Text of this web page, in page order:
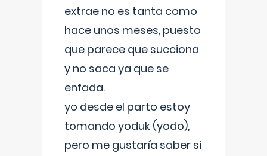
extrae no es tanta como
hace unos meses, puesto
que parece que succiona
y no saca ya que se
enfada.
yo desde el parto estoy
tomando yoduk (yodo),
pero me gustaría saber si